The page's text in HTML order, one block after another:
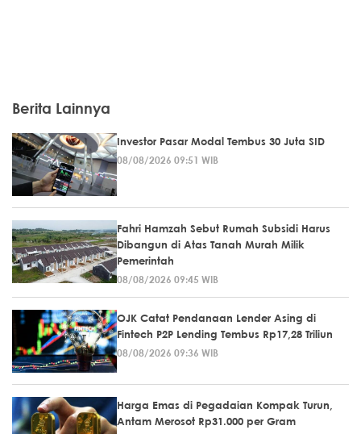
Berita Lainnya
Investor Pasar Modal Tembus 30 Juta SID
08/08/2026 09:51 WIB
Fahri Hamzah Sebut Rumah Subsidi Harus
Dibangun di Atas Tanah Murah Milik
Pemerintah
08/08/2026 09:45 WIB
OJK Catat Pendanaan Lender Asing di
Fintech P2P Lending Tembus Rp17,28 Triliun
08/08/2026 09:36 WIB
Harga Emas di Pegadaian Kompak Turun,
Antam Merosot Rp31.000 per Gram